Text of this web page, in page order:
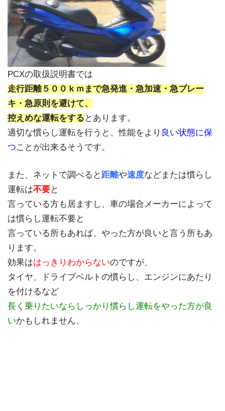
PCXの取扱説明書では
走行距離５００ｋｍまで急発進・急加速・急ブレー
キ・急原則を避けて、
控えめな運転をする とあります。
適切な慣らし運転を行うと、性能をより 良い状態に保
つことが出来るそうです。
また、ネットで調べると 距離や速度などまたは慣らし
運転は不要と
言っている方も居ますし、車の場合メーカーによって
は慣らし運転不要と
言っている所もあれば、やった方が良いと言う所もあ
ります。
効果ははっきりわからないのですが、
タイヤ、ドライブベルトの慣らし、エンジンにあたり
を付けるなど
長く乗りたいならしっかり慣らし運転をやった方が良
いかもしれません、